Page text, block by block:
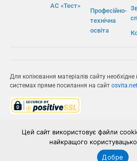
АС «Тест»
Професійно-
технічна
освіта
Для копіювання матеріалів сайту
системах пряме посилання на сайт osvita.net
ІВС «ОСВІТА»
Цей сайт використовує файли
найкращого
Добре